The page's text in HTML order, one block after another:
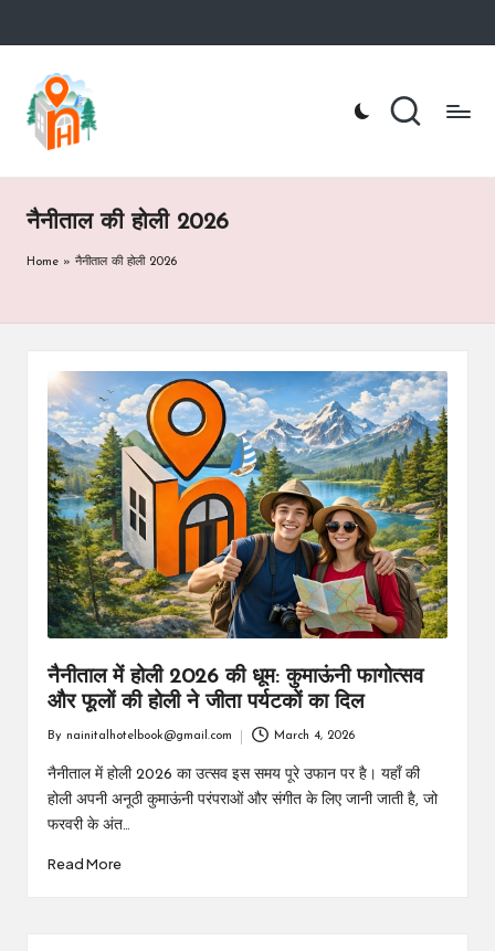
Skip
content
n
ai
ni
t
o
m
Nainital
Hotel
Booking
नैनीताल की होली 2026
Home » नैनीताल की होली 2026
नैनीताल में होली 2026 की धूम: कुमाऊंनी फागोत्सव
और फूलों की होली ने जीता पर्यटकों का दिल
by
By nainitalhotelbook@gmail.com March 4, 2026
नैनीताल में होली 2026 का उत्सव इस समय पूरे उफान पर है। यहाँ की
होली अपनी अनूठी कुमाऊंनी परंपराओं और संगीत के लिए जानी जाती है, जो
फरवरी के अंत…
Read More